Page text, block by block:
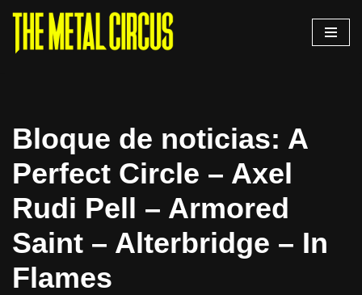
Saltar
Bloque de noticias: A
Perfect Circle – Axel
Rudi Pell – Armored
Saint – Alterbridge – In
Flames